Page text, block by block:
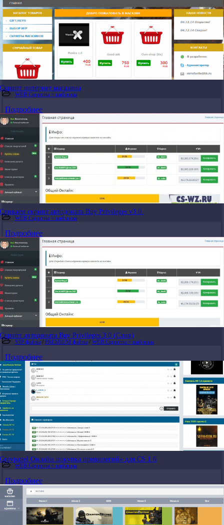
Скрипт интернет магазина
WEB Скрипты + шаблоны
Подробнее
Сливаем скрипт автодоната Buy Privileges v3.0.
WEB Скрипты + шаблоны
Подробнее
Скрипт автодоната Buy Privileges 3.0 (Слив)
VIP файлы / PREMIUM файлы / WEB Скрипты + шаблоны
Подробнее
Greypanel Онлайн покупка привилегий» для CS 1.6
WEB Скрипты + шаблоны
Подробнее